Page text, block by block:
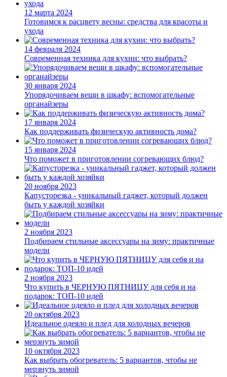
12 марта 2024
Готовимся к расцвету весны: средства для красоты и
ухода
14 февраля 2024
Современная техника для кухни: что выбрать?
30 января 2024
Упорядочиваем вещи в шкафу: вспомогательные
органайзеры
17 января 2024
Как поддерживать физическую активность дома?
15 января 2024
Что поможет в приготовлении согревающих блюд?
20 ноября 2023
Капусторезка - уникальный гаджет, который должен
быть у каждой хозяйки
2 ноября 2023
Подбираем стильные аксессуары на зиму: практичные
модели
2 ноября 2023
Что купить в ЧЕРНУЮ ПЯТНИЦУ для себя и на
подарок: ТОП-10 идей
20 октября 2023
Идеальное одеяло и плед для холодных вечеров
10 октября 2023
Как выбрать обогреватель: 5 вариантов, чтобы не
мерзнуть зимой